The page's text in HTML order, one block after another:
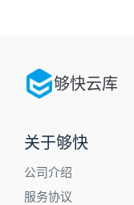
够快云库
关于够快
公司介绍
服务协议